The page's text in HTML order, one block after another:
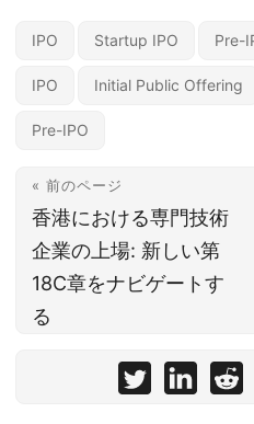
IPO Startup IPO Pre-
IPO Initial Public Offering
Pre-IPO
« 前のページ
香港における専門技術
企業の上場: 新しい第
18C章をナビゲートす
る